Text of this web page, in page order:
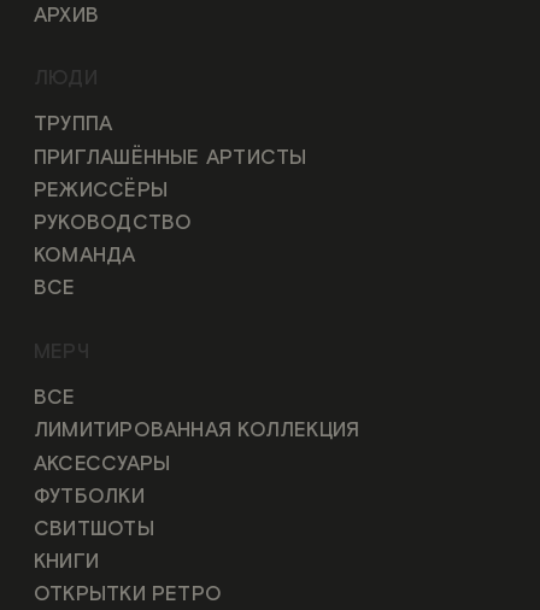
АРХИВ
ЛЮДИ
ТРУППА
ПРИГЛАШЁННЫЕ АРТИСТЫ
РЕЖИССЁРЫ
РУКОВОДСТВО
КОМАНДА
ВСЕ
МЕРЧ
ВСЕ
ЛИМИТИРОВАННАЯ КОЛЛЕКЦИЯ
АКСЕССУАРЫ
ФУТБОЛКИ
СВИТШОТЫ
КНИГИ
ОТКРЫТКИ РЕТРО